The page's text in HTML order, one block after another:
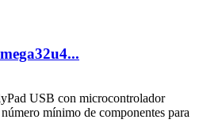
USB con microcontrolador
mínimo de componentes para